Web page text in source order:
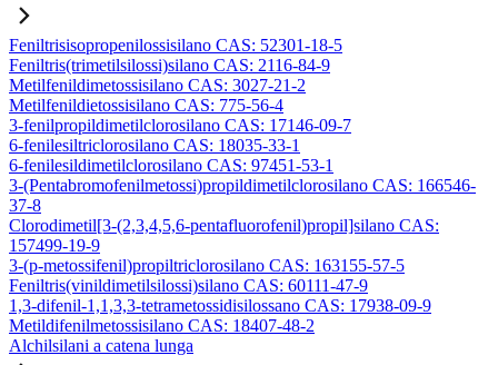
Feniltrisisopropenilossisilano CAS: 52301-18-5
Feniltris(trimetilsilossi)silano CAS: 2116-84-9
Metilfenildimetossisilano CAS: 3027-21-2
Metilfenildietossisilano CAS: 775-56-4
3-fenilpropildimetilclorosilano CAS: 17146-09-7
6-fenilesiltriclorosilano CAS: 18035-33-1
6-fenilesildimetilclorosilano CAS: 97451-53-1
3-(Pentabromofenilmetossi)propildimetilclorosilano CAS: 166546-
37-8
Clorodimetil[3-(2,3,4,5,6-pentafluorofenil)propil]silano CAS:
157499-19-9
3-(p-metossifenil)propiltriclorosilano CAS: 163155-57-5
Feniltris(vinildimetilsilossi)silano CAS: 60111-47-9
1,3-difenil-1,1,3,3-tetrametossidisilossano CAS: 17938-09-9
Metildifenilmetossisilano CAS: 18407-48-2
Alchilsilani a catena lunga